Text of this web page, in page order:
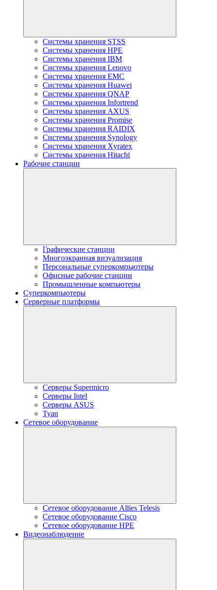
Системы хранения STSS
Системы хранения HPE
Системы хранения IBM
Системы хранения Lenovo
Системы хранения EMC
Системы хранения Huawei
Системы хранения QNAP
Системы хранения Infortrend
Системы хранения AXUS
Системы хранения Promise
Системы хранения RAIDIX
Системы хранения Synology
Системы хранения Xyratex
Системы хранения Hitachi
Рабочие станции
Графические станции
Многоэкранная визуализация
Персональные суперкомпьютеры
Офисные рабочие станции
Промышленные компьютеры
Суперкомпьютеры
Серверные платформы
Серверы Supermicro
Серверы Intel
Серверы ASUS
Tyan
Сетевое оборудование
Сетевое оборудование Allies Telesis
Сетевое оборудование Cisco
Сетевое оборудование HPE
Видеонаблюдение